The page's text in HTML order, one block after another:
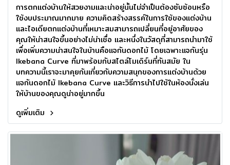
การตกแต่งบ้านให้สวยงามและน่าอยู่นั้นไม่จำเป็นต้องซับซ้อนหรือ
ใช้งบประมาณมากมาย ความคิดสร้างสรรค์ในการใช้ของแต่งบ้าน
และไอเดียตกแต่งบ้านที่เหมาะสมสามารถเปลี่ยนที่อยู่อาศัยของ
คุณให้น่าสนใจขึ้นอย่างไม่น่าเชื่อ และหนึ่งในวัสดุที่สามารถนำมาใช้
เพื่อเพิ่มความน่าสนใจในบ้านคือแจกันดอกไม้ โดยเฉพาะแจกันรุ่น
Ikebana Curve ที่มาพร้อมกับสไตล์โมเดิร์นที่ทันสมัย ใน
บทความนี้เราจะมาคุยกันเกี่ยวกับความสนุกของการแต่งบ้านด้วย
แจกันดอกไม้ Ikebana Curve และวิธีการนำไปใช้ในห้องนั่งเล่น
ให้บ้านของคุณดูน่าอยู่มากขึ้น
ดูเพิ่มเติม